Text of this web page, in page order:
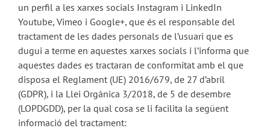
un perfil a les xarxes socials Instagram i LinkedIn
Youtube, Vimeo i Google+, que és el responsable del
tractament de les dades personals de l’usuari que es
dugui a terme en aquestes xarxes socials i l’informa que
aquestes dades es tractaran de conformitat amb el que
disposa el Reglament (UE) 2016/679, de 27 d’abril
(GDPR), i la Llei Orgànica 3/2018, de 5 de desembre
(LOPDGDD), per la qual cosa se li facilita la següent
informació del tractament: